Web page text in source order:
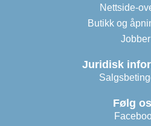
Nettside-
Butikk og
Jobber
Juridisk
Følg